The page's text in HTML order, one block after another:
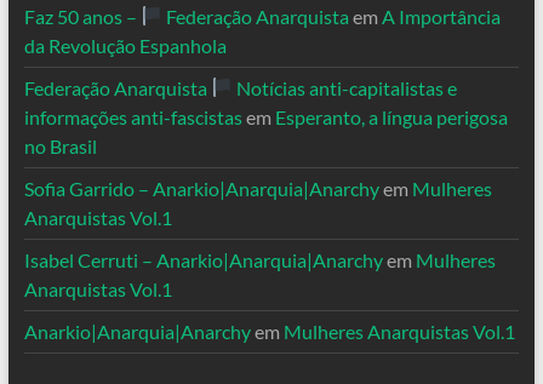
Faz 50 anos – Federação Anarquista em A Importância
da Revolução Espanhola
Federação Anarquista
Notícias anti-capitalistas e
informações anti-fascistasem Esperanto, a língua perigosa
no Brasil
Sofia Garrido – Anarkio|Anarquia|Anarchyem Mulheres
Anarquistas Vol.1
Isabel Cerruti – Anarkio|Anarquia|Anarchyem Mulheres
Anarquistas Vol.1
Anarkio|Anarquia|Anarchyem Mulheres Anarquistas Vol.1